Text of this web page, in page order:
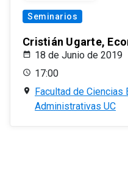
Seminarios
Cristián Ugarte,
18 de Junio de 2019
17:00
Facultad de Ciencias
Administrativas UC